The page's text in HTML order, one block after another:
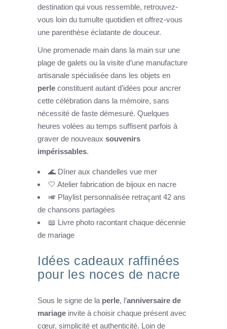
destination qui vous ressemble, retrouvez-
vous loin du tumulte quotidien et offrez-vous
une parenthèse éclatante de douceur.
Une promenade main dans la main sur une
plage de galets ou la visite d’une manufacture
artisanale spécialisée dans les objets en
perle constituent autant d’idées pour ancrer
cette célébration dans la mémoire, sans
nécessité de faste démesuré. Quelques
heures volées au temps suffisent parfois à
graver de nouveaux souvenirs
impérissables.
🌊 Dîner aux chandelles vue mer
🤍 Atelier fabrication de bijoux en nacre
🎺 Playlist personnalisée retraçant 42 ans
de chansons partagées
📖 Livre photo racontant chaque décennie
de mariage
Idées cadeaux raffinées
pour les noces de nacre
Sous le signe de la perle, l’anniversaire de
mariage invite à choisir chaque présent avec
cœur, simplicité et authenticité. Loin de